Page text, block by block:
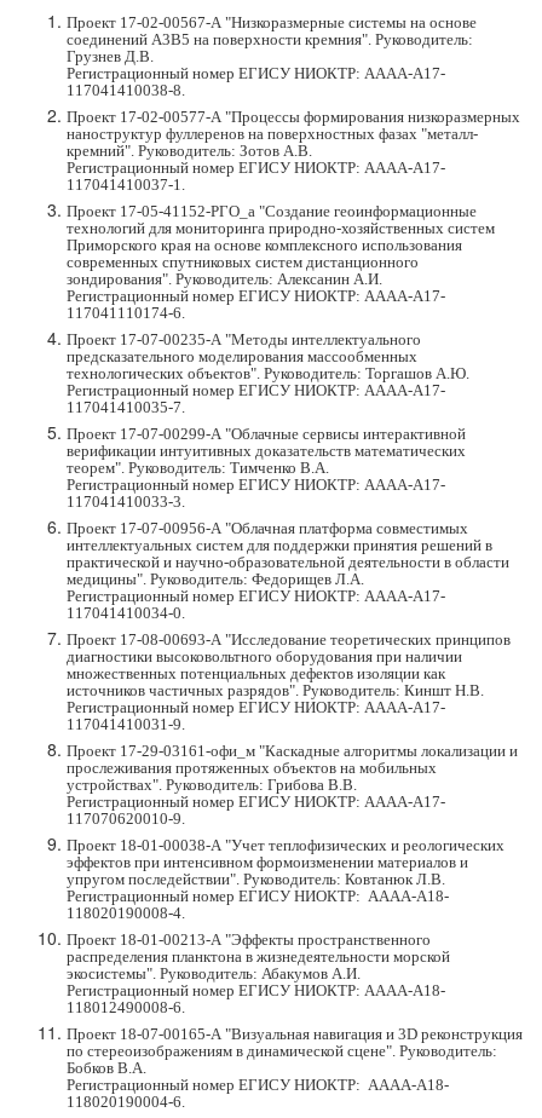
Проект 17-02-00567-А "Низкоразмерные системы на основе
соединений А3В5 на поверхности кремния". Руководитель:
Грузнев Д.В.
Регистрационный номер ЕГИСУ НИОКТР: АААА-А17-
117041410038-8.
Проект 17-02-00577-А "Процессы формирования низкоразмерных
наноструктур фуллеренов на поверхностных фазах "металл-
кремний". Руководитель: Зотов А.В.
Регистрационный номер ЕГИСУ НИОКТР: АААА-А17-
117041410037-1.
Проект 17-05-41152-РГО_а "Создание геоинформационные
технологий для мониторинга природно-хозяйственных систем
Приморского края на основе комплексного использования
современных спутниковых систем дистанционного
зондирования". Руководитель: Алексанин А.И.
Регистрационный номер ЕГИСУ НИОКТР: АААА-А17-
117041110174-6.
Проект 17-07-00235-А "Методы интеллектуального
предсказательного моделирования массообменных
технологических объектов". Руководитель: Торгашов А.Ю.
Регистрационный номер ЕГИСУ НИОКТР: АААА-А17-
117041410035-7.
Проект 17-07-00299-А "Облачные сервисы интерактивной
верификации интуитивных доказательств математических
теорем". Руководитель: Тимченко В.А.
Регистрационный номер ЕГИСУ НИОКТР: АААА-А17-
117041410033-3.
Проект 17-07-00956-А "Облачная платформа совместимых
интеллектуальных систем для поддержки принятия решений в
практической и научно-образовательной деятельности в области
медицины". Руководитель: Федорищев Л.А.
Регистрационный номер ЕГИСУ НИОКТР: АААА-А17-
117041410034-0.
Проект 17-08-00693-А "Исследование теоретических принципов
диагностики высоковольтного оборудования при наличии
множественных потенциальных дефектов изоляции как
источников частичных разрядов". Руководитель: Киншт Н.В.
Регистрационный номер ЕГИСУ НИОКТР: АААА-А17-
117041410031-9.
Проект 17-29-03161-офи_м "Каскадные алгоритмы локализации и
прослеживания протяженных объектов на мобильных
устройствах". Руководитель: Грибова В.В.
Регистрационный номер ЕГИСУ НИОКТР: АААА-А17-
117070620010-9.
Проект 18-01-00038-А "Учет теплофизических и реологических
эффектов при интенсивном формоизменении материалов и
упругом последействии". Руководитель: Ковтанюк Л.В.
Регистрационный номер ЕГИСУ НИОКТР: АААА-А18-
118020190008-4.
Проект 18-01-00213-А "Эффекты пространственного
распределения планктона в жизнедеятельности морской
экосистемы". Руководитель: Абакумов А.И.
Регистрационный номер ЕГИСУ НИОКТР: АААА-А18-
118012490008-6.
Проект 18-07-00165-А "Визуальная навигация и 3D реконструкция
по стереоизображениям в динамической сцене". Руководитель:
Бобков В.А.
Регистрационный номер ЕГИСУ НИОКТР: АААА-А18-
118020190004-6.